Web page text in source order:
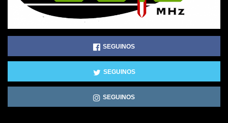
SEGUINOS
SEGUINOS
SEGUINOS